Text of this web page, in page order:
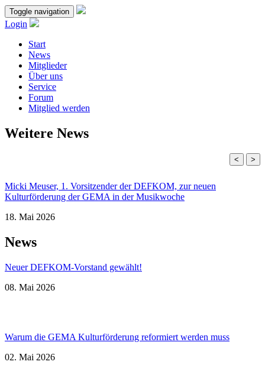
Toggle navigation
Login
Start
News
Mitglieder
Über uns
Service
Forum
Mitglied werden
Weitere News
< >
Micki Meuser, 1. Vorsitzender der DEFKOM, zur neuen
Kulturförderung der GEMA in der Musikwoche
18. Mai 2026
News
Neuer DEFKOM-Vorstand gewählt!
08. Mai 2026
Warum die GEMA Kulturförderung reformiert werden muss
02. Mai 2026